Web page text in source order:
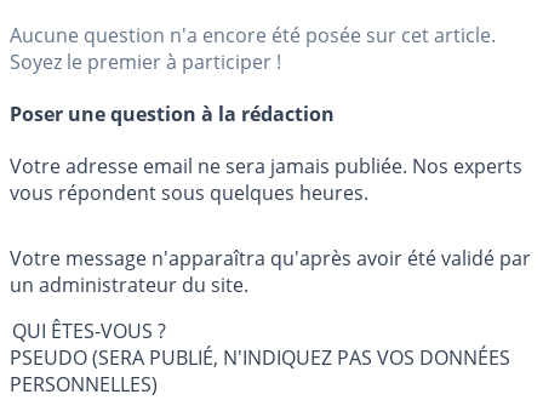
Aucune question n'a encore été posée sur cet article.
Soyez le premier à participer !
Poser une question à la rédaction
Votre adresse email ne sera jamais publiée. Nos experts
vous répondent sous quelques heures.
Votre message n'apparaîtra qu'après avoir été validé par
un administrateur du site.
QUI ÊTES-VOUS ?
PSEUDO (SERA PUBLIÉ, N'INDIQUEZ PAS VOS DONNÉES
PERSONNELLES)